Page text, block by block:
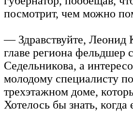
посмотрит, чем можно
— Здравствуйте, Леонид
главе региона фельдшер
Седельникова, а
молодому специалисту
трехэтажном доме,
Хотелось бы знать, когда